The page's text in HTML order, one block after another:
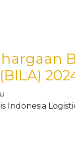
Indonesia